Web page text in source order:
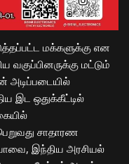
மக்களுக்கு என
வகுப்பினருக்கு மட்டும்
அடிப்படையில்
இட ஒதுக்கீட்டில்
சாதாரண
இந்திய அரசியல்